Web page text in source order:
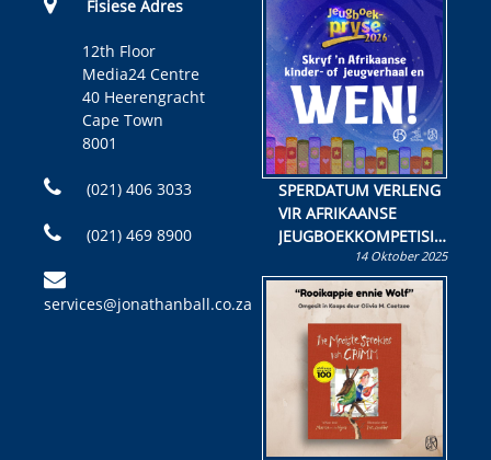
Fisiese Adres
12th Floor
Media24 Centre
40 Heerengracht
Cape Town
8001
(021) 406 3033
(021) 469 8900
services@jonathanball.co.za
SPERDATUM VERLENG
VIR AFRIKAANSE
JEUGBOEKKOMPETISIE
Skryf ’n jeugboek of
kinderboek en staan ’n
kans om R50 000 te
wen!
14 Oktober 2025